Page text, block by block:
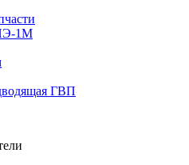
1М
ГВП